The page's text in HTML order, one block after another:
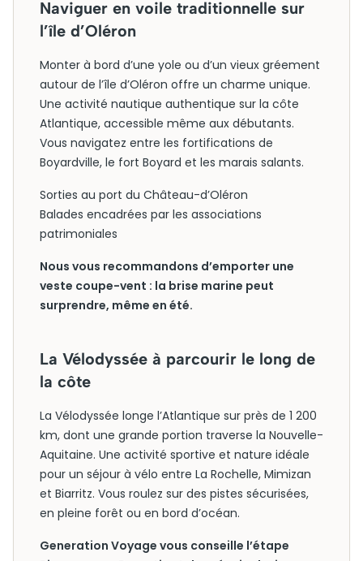
Naviguer en voile traditionnelle sur
l’île d’Oléron
Monter à bord d’une yole ou d’un vieux gréement
autour de l’île d’Oléron offre un charme unique.
Une activité nautique authentique sur la côte
Atlantique, accessible même aux débutants.
Vous navigatez entre les fortifications de
Boyardville, le fort Boyard et les marais salants.
Sorties au port du Château-d’Oléron
Balades encadrées par les associations
patrimoniales
Nous vous recommandons d’emporter une
veste coupe-vent : la brise marine peut
surprendre, même en été.
La Vélodyssée à parcourir le long de
la côte
La Vélodyssée longe l’Atlantique sur près de 1 200
km, dont une grande portion traverse la Nouvelle-
Aquitaine. Une activité sportive et nature idéale
pour un séjour à vélo entre La Rochelle, Mimizan
et Biarritz. Vous roulez sur des pistes sécurisées,
en pleine forêt ou en bord d’océan.
Generation Voyage vous conseille l’étape